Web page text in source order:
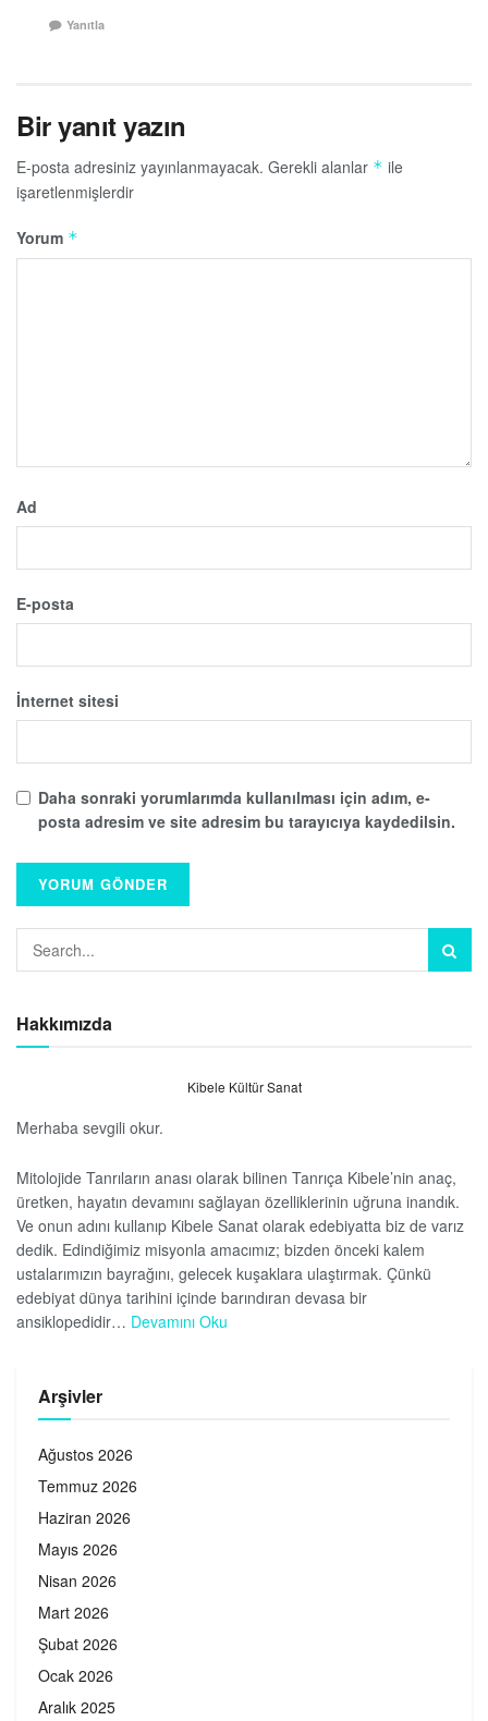
Yanıtla
Bir yanıt yazın
E-posta adresiniz yayınlanmayacak. Gerekli alanlar * ile
işaretlenmişlerdir
Yorum *
Ad
E-posta
İnternet sitesi
Daha sonraki yorumlarımda kullanılması için adım, e-
posta adresim ve site adresim bu tarayıcıya kaydedilsin.
Hakkımızda
Kibele Kültür Sanat
Merhaba sevgili okur.
Mitolojide Tanrıların anası olarak bilinen Tanrıça Kibele’nin anaç,
üretken, hayatın devamını sağlayan özelliklerinin uğruna inandık.
Ve onun adını kullanıp Kibele Sanat olarak edebiyatta biz de varız
dedik. Edindiğimiz misyonla amacımız; bizden önceki kalem
ustalarımızın bayrağını, gelecek kuşaklara ulaştırmak. Çünkü
edebiyat dünya tarihini içinde barındıran devasa bir
ansiklopedidir… Devamını Oku
Arşivler
Ağustos 2026
Temmuz 2026
Haziran 2026
Mayıs 2026
Nisan 2026
Mart 2026
Şubat 2026
Ocak 2026
Aralık 2025